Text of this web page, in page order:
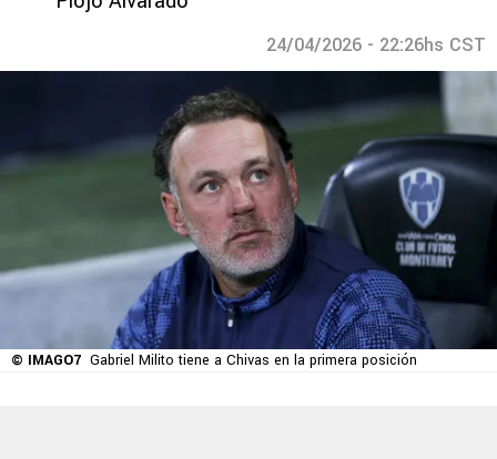
24/04/2026 - 22:26hs CST
© IMAGO7 Gabriel Milito tiene a Chivas en la primera posición